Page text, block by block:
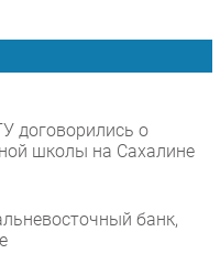
договорились о
школы на Сахалине
банк,